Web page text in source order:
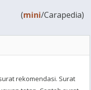
(mini/Carapedia)
rekomendasi. Surat